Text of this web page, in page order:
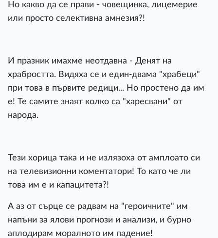
Но какво да се прави - човещинка, лицемерие
или просто селективна амнезия?!
И празник имахме неотдавна - Денят на
храбростта. Видяха се и един-двама "храбеци"
при това в първите редици... Но простено да им
е! Те самите знаят колко са "харесвани" от
народа.
Тези хорица така и не излязоха от амплоато си
на телевизионни коментатори! То като че ли
това им е и капацитета?!
А аз от сърце се радвам на "героичните" им
напъни за ялови прогнози и анализи, и бурно
аплодирам моралното им падение!